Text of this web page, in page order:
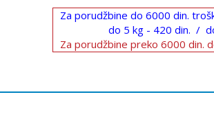
Za porudžbine do 6000 din.
do 5 kg - 420 din. /
Za porudžbine preko 6000 din.